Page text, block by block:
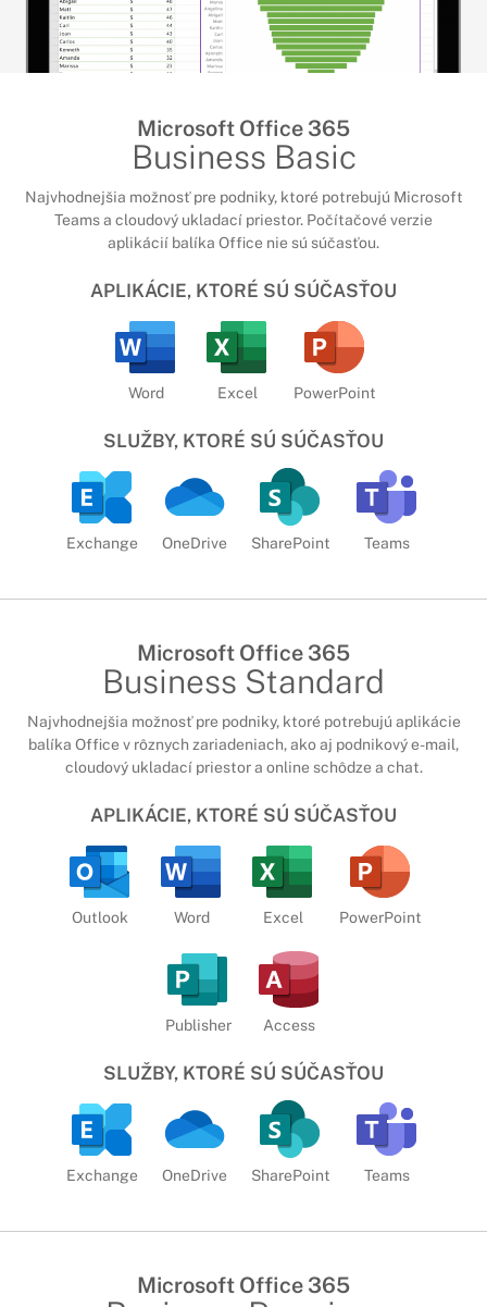
Microsoft Office 365
Business Basic
Najvhodnejšia možnosť pre podniky, ktoré potrebujú Microsoft
Teams a cloudový ukladací priestor. Počítačové verzie
aplikácií balíka Office nie sú súčasťou.
APLIKÁCIE, KTORÉ SÚ SÚČASŤOU
Word Excel PowerPoint
SLUŽBY, KTORÉ SÚ SÚČASŤOU
Exchange OneDrive SharePoint Teams
Microsoft Office 365
Business Standard
Najvhodnejšia možnosť pre podniky, ktoré potrebujú aplikácie
balíka Office v rôznych zariadeniach, ako aj podnikový e-mail,
cloudový ukladací priestor a online schôdze a chat.
APLIKÁCIE, KTORÉ SÚ SÚČASŤOU
Outlook Word Excel PowerPoint
Publisher Access
SLUŽBY, KTORÉ SÚ SÚČASŤOU
Exchange OneDrive SharePoint Teams
Microsoft Office 365